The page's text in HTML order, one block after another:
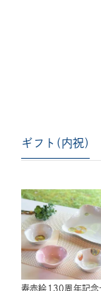
ギフト(内祝)
寿赤絵130周年記念